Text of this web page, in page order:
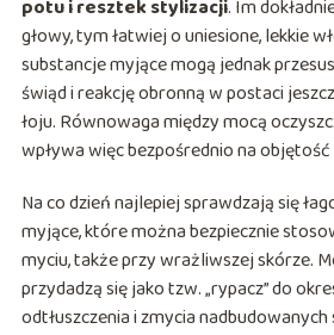
potu i resztek stylizacji. Im
głowy, tym łatwiej o uniesione, lekkie
substancje myjące mogą jednak
świąd i reakcję obronną w postaci
łoju. Równowaga między mocą
wpływa więc bezpośrednio na
Na co dzień najlepiej sprawdzają się
myjące, które można bezpiecznie
myciu, także przy wrażliwszej skórze.
przydadzą się jako tzw. „rypacz” do
odtłuszczenia i zmycia